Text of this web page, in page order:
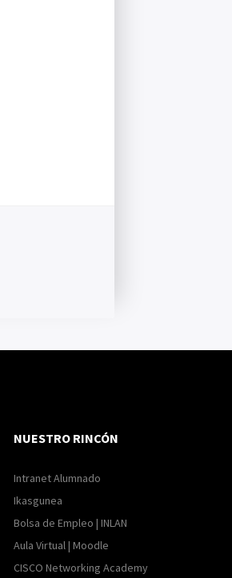
NUESTRO RINCÓN
Intranet Alumnado
Ikasgunea
Bolsa de Empleo | INLAN
Aula Virtual | Moodle
CISCO Networking Academy